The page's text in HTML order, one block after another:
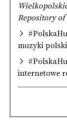
Repository of
muzyki
internetowe